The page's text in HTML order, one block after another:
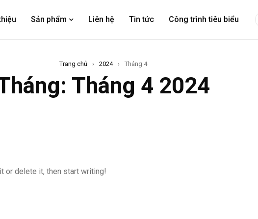
Sản phẩm Liên hệ Tin tức Công trình tiêu biểu
Trang chủ › 2024 › Tháng 4
Tháng 4 2024
or delete it, then start writing!